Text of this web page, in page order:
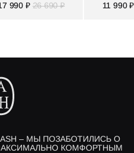
990 ₽ 26 690 ₽
11 990 ₽
– МЫ ПОЗАБОТИЛИСЬ О
КОМФОРТНЫМ